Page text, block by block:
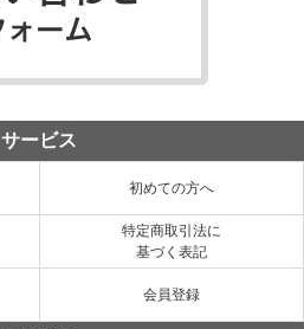
サービス
初めての方へ
特定商取引法に
基づく表記
会員登録